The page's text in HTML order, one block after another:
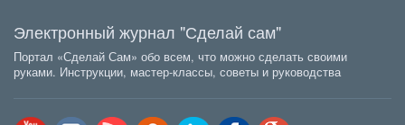
Электронный журнал "Сделай сам"
Портал «Сделай Сам» обо всем, что можно сделать своими
руками. Инструкции, мастер-классы, советы и руководства